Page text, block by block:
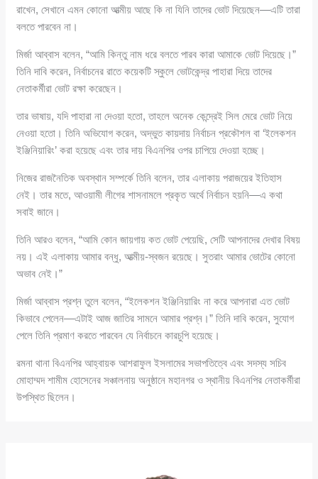
রাখেন, সেখানে এমন কোনো আত্মীয় আছে কি না যিনি তাদের ভোট দিয়েছেন—এটি তারা
বলতে পারবেন না।
মির্জা আব্বাস বলেন, “আমি কিন্তু নাম ধরে বলতে পারব কারা আমাকে ভোট দিয়েছে।”
তিনি দাবি করেন, নির্বাচনের রাতে কয়েকটি স্কুলে ভোটকেন্দ্র পাহারা দিয়ে তাদের
নেতাকর্মীরা ভোট রক্ষা করেছেন।
তার ভাষায়, যদি পাহারা না দেওয়া হতো, তাহলে অনেক কেন্দ্রেই সিল মেরে ভোট নিয়ে
নেওয়া হতো। তিনি অভিযোগ করেন, অদ্ভুত কায়দায় নির্বাচন প্রকৌশল বা ‘ইলেকশন
ইঞ্জিনিয়ারিং’ করা হয়েছে এবং তার দায় বিএনপির ওপর চাপিয়ে দেওয়া হচ্ছে।
নিজের রাজনৈতিক অবস্থান সম্পর্কে তিনি বলেন, তার এলাকায় পরাজয়ের ইতিহাস
নেই। তার মতে, আওয়ামী লীগের শাসনামলে প্রকৃত অর্থে নির্বাচন হয়নি—এ কথা
সবাই জানে।
তিনি আরও বলেন, “আমি কোন জায়গায় কত ভোট পেয়েছি, সেটি আপনাদের দেখার বিষয়
নয়। এই এলাকায় আমার বন্ধু, আত্মীয়-স্বজন রয়েছে। সুতরাং আমার ভোটের কোনো
অভাব নেই।”
মির্জা আব্বাস প্রশ্ন তুলে বলেন, “ইলেকশন ইঞ্জিনিয়ারিং না করে আপনারা এত ভোট
কিভাবে পেলেন—এটাই আজ জাতির সামনে আমার প্রশ্ন।” তিনি দাবি করেন, সুযোগ
পেলে তিনি প্রমাণ করতে পারবেন যে নির্বাচনে কারচুপি হয়েছে।
রমনা থানা বিএনপির আহ্বায়ক আশরাফুল ইসলামের সভাপতিত্বে এবং সদস্য সচিব
মোহাম্মদ শামীম হোসেনের সঞ্চালনায় অনুষ্ঠানে মহানগর ও স্থানীয় বিএনপির নেতাকর্মীরা
উপস্থিত ছিলেন।